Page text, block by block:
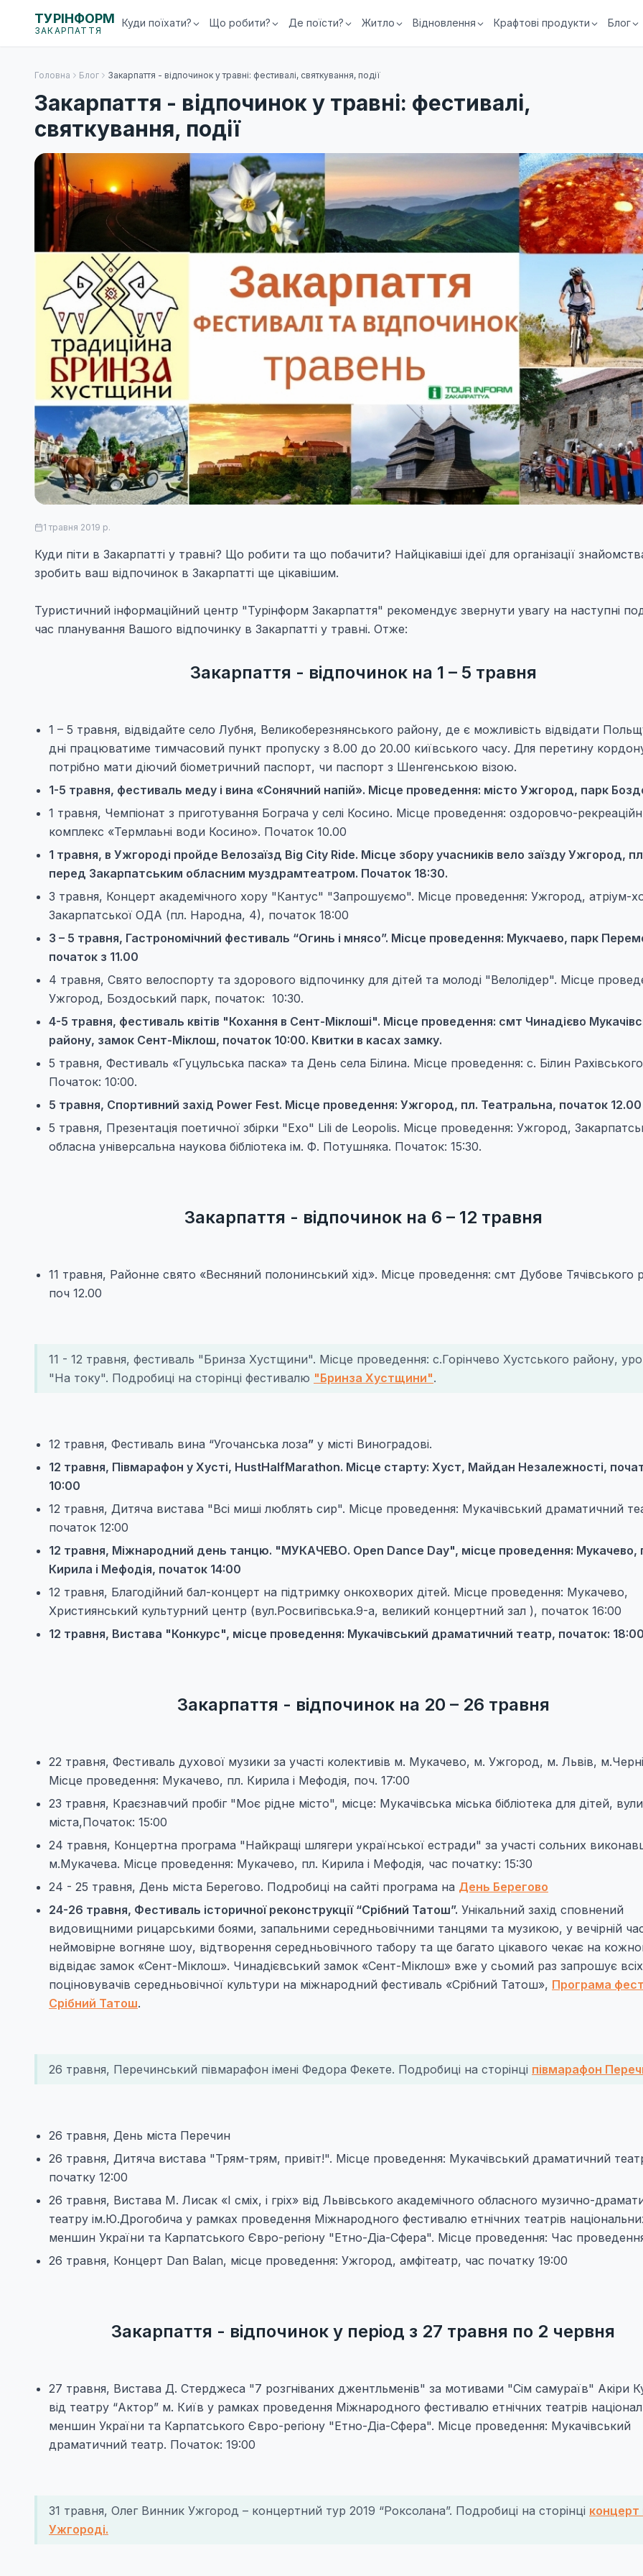
ТУРІНФОРМ
ЗАКАРПАТТЯ
Куди поїхати? Що робити? Де поїсти? Житло Відновлення Крафтові продукти Блог
Головна Блог Закарпаття - відпочинок у травні: фестивалі, святкування, події
Закарпаття - відпочинок у травні: фестивалі,
святкування, події
1 травня 2019 р.
Куди піти в Закарпатті у травні? Що робити та що побачити? Найцікавіші ідеї для організації
зробить ваш відпочинок в Закарпатті ще цікавішим.
Туристичний інформаційний центр "Турінформ Закарпаття" рекомендує звернути увагу на наступні
час планування Вашого відпочинку в Закарпатті у травні. Отже:
Закарпаття - відпочинок на 1 – 5 травня
1 – 5 травня, відвідайте село Лубня, Великоберезнянського району, де є можливість відвідати
дні працюватиме тимчасовий пункт пропуску з 8.00 до 20.00 київського часу. Для перетину
потрібно мати діючий біометричний паспорт, чи паспорт з Шенгенською візою.
1-5 травня, фестиваль меду і вина «Сонячний напій». Місце проведення: місто Ужгород, парк
1 травня, Чемпіонат з приготування Бограча у селі Косино. Місце проведення: оздоровчо-
комплекс «Термлаьні води Косино». Початок 10.00
1 травня, в Ужгороді пройде Велозаїзд Big City Ride. Місце збору учасників вело заїзду Ужгород,
перед Закарпатським обласним муздрамтеатром. Початок 18:30.
3 травня, Концерт академічного хору "Кантус" "Запрошуємо". Місце проведення: Ужгород, атріум-
Закарпатської ОДА (пл. Народна, 4), початок 18:00
3 – 5 травня, Гастрономічний фестиваль “Огинь і мнясо”. Місце проведення: Мукчаево, парк
початок з 11.00
4 травня, Свято велоспорту та здорового відпочинку для дітей та молоді "Велолідер". Місце
Ужгород, Боздоський парк, початок: 10:30.
4-5 травня, фестиваль квітів "Кохання в Сент-Міклоші". Місце проведення: смт Чинадієво
району, замок Сент-Міклош, початок 10:00. Квитки в касах замку.
5 травня, Фестиваль «Гуцульська паска» та День села Білина. Місце проведення: с. Білин
Початок: 10:00.
5 травня, Спортивний захід Power Fest. Місце проведення: Ужгород, пл. Театральна, початок 12.00
5 травня, Презентація поетичної збірки "Ехо" Lili de Leopolis. Місце проведення: Ужгород,
обласна універсальна наукова бібліотека ім. Ф. Потушняка. Початок: 15:30.
Закарпаття - відпочинок на 6 – 12 травня
11 травня, Районне свято «Весняний полонинський хід». Місце проведення: смт Дубове Тячівського
поч 12.00
11 - 12 травня, фестиваль "Бринза Хустщини". Місце проведення: с.Горінчево Хустського району,
"На току". Подробиці на сторінці фестивалю "Бринза Хустщини".
12 травня, Фестиваль вина “Угочанська лоза” у місті Виноградові.
12 травня, Півмарафон у Хусті, HustHalfMarathon. Місце старту: Хуст, Майдан Незалежності,
10:00
12 травня, Дитяча вистава "Всі миші люблять сир". Місце проведення: Мукачівський драматичний
початок 12:00
12 травня, Міжнародний день танцю. "МУКАЧЕВО. Open Danсe Dаy", місце проведення: Мукачево,
Кирила і Мефодія, початок 14:00
12 травня, Благодійний бал-концерт на підтримку онкохворих дітей. Місце проведення: Мукачево,
Християнський культурний центр (вул.Росвигівська.9-а, великий концертний зал ), початок 16:00
12 травня, Вистава "Конкурс", місце проведення: Мукачівський драматичний театр, початок: 18:00
Закарпаття - відпочинок на 20 – 26 травня
22 травня, Фестиваль духової музики за участі колективів м. Мукачево, м. Ужгород, м. Львів,
Місце проведення: Мукачево, пл. Кирила і Мефодія, поч. 17:00
23 травня, Краєзнавчий пробіг "Моє рідне місто", місце: Мукачівська міська бібліотека для дітей,
міста,Початок: 15:00
24 травня, Концертна програма "Найкращі шлягери української естради" за участі сольних
м.Мукачева. Місце проведення: Мукачево, пл. Кирила і Мефодія, час початку: 15:30
24 - 25 травня, День міста Берегово. Подробиці на сайті програма на День Берегово
24-26 травня, Фестиваль історичної реконструкції “Срібний Татош”. Унікальний захід сповнений
видовищними рицарськими боями, запальними середньовічними танцями та музикою, у вечірній
неймовірне вогняне шоу, відтворення середньовічного табору та ще багато цікавого чекає на
відвідає замок «Сент-Міклош». Чинадієвський замок «Сент-Міклош» вже у сьомий раз запрошує всіх
поціновувачів середньовічної культури на міжнародний фестиваль «Срібний Татош», Програма
Срібний Татош.
26 травня, Перечинський півмарафон імені Федора Фекете. Подробиці на сторінці півмарафон
26 травня, День міста Перечин
26 травня, Дитяча вистава "Трям-трям, привіт!". Місце проведення: Мукачівський драматичний
початку 12:00
26 травня, Вистава М. Лисак «І сміх, і гріх» від Львівського академічного обласного музично-
театру ім.Ю.Дрогобича у рамках проведення Міжнародного фестивалю етнічних театрів
меншин України та Карпатського Євро-регіону "Етно-Діа-Сфера". Місце проведення: Час
26 травня, Концерт Dan Balan, місце проведення: Ужгород, амфітеатр, час початку 19:00
Закарпаття - відпочинок у період з 27 травня по 2 червня
27 травня, Вистава Д. Стерджеса "7 розгніваних джентльменів" за мотивами "Сім самураїв" Акіри
від театру “Актор” м. Київ у рамках проведення Міжнародного фестивалю етнічних театрів
меншин України та Карпатського Євро-регіону "Етно-Діа-Сфера". Місце проведення: Мукачівський
драматичний театр. Початок: 19:00
31 травня, Олег Винник Ужгород – концертний тур 2019 “Роксолана”. Подробиці на сторінці концерт
Ужгороді.